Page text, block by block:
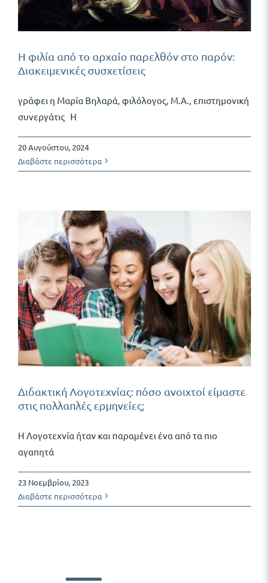
Η φιλία από το αρχαίο παρελθόν στο παρόν:
Διακειμενικές συσχετίσεις
γράφει η Μαρία Βηλαρά, φιλόλογος, Μ.Α., επιστημονική
συνεργάτις Η
20 Αυγούστου, 2024
Διαβάστε περισσότερα
Διδακτική Λογοτεχνίας: πόσο ανοιχτοί είμαστε
στις πολλαπλές ερμηνείες;
Η Λογοτεχνία ήταν και παραμένει ένα από τα πιο
αγαπητά
23 Νοεμβρίου, 2023
Διαβάστε περισσότερα